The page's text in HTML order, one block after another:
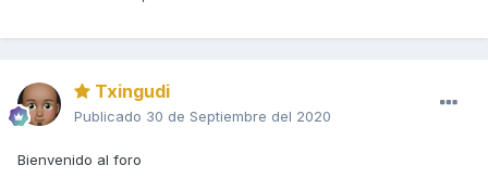
Txingudi
Publicado 30 de Septiembre del 2020
Bienvenido al foro